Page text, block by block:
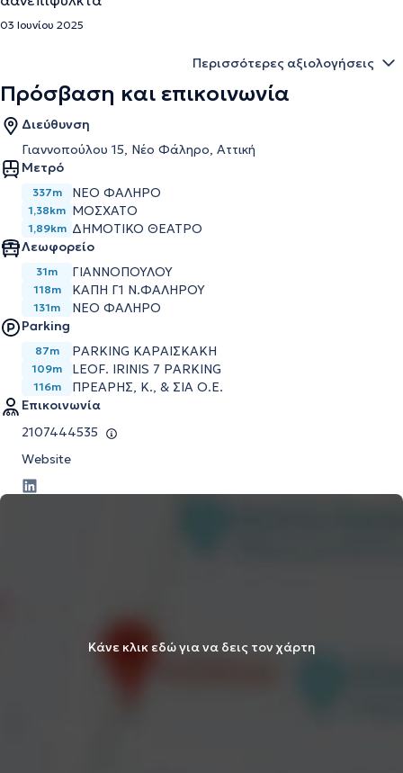
03 Ιουνίου 2025
Περισσότερες αξιολογήσεις
Πρόσβαση και επικοινωνία
Διεύθυνση
Γιαννοπούλου 15, Νέο Φάληρο, Αττική
Μετρό
337m ΝΕΟ ΦΑΛΗΡΟ
1,38km ΜΟΣΧΑΤΟ
1,89km ΔΗΜΟΤΙΚΟ ΘΕΑΤΡΟ
Λεωφορείο
31m ΓΙΑΝΝΟΠΟΥΛΟΥ
118m ΚΑΠΗ Γ1 Ν.ΦΑΛΗΡΟΥ
131m
ΝΕΟ ΦΑΛΗΡΟ
Parking
87m PARKING ΚΑΡΑΙΣΚΑΚΗ
109m LEOF. IRINIS 7 PARKING
116m
ΠΡΕΑΡΗΣ, Κ., & ΣΙΑ Ο.Ε.
Επικοινωνία
2107444535
Website
Κάνε κλικ εδώ για να δεις τον χάρτη